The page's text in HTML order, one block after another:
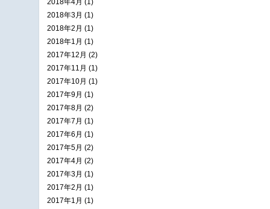
2018年4月 (1)
2018年3月 (1)
2018年2月 (1)
2018年1月 (1)
2017年12月 (2)
2017年11月 (1)
2017年10月 (1)
2017年9月 (1)
2017年8月 (2)
2017年7月 (1)
2017年6月 (1)
2017年5月 (2)
2017年4月 (2)
2017年3月 (1)
2017年2月 (1)
2017年1月 (1)